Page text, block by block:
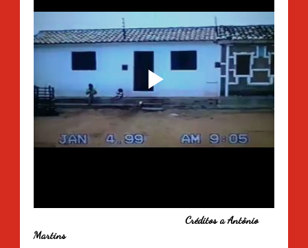
Créditos a Antônio
Martins